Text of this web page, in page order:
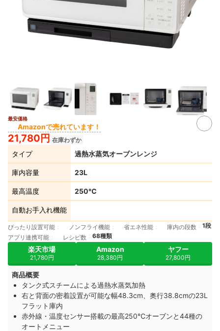
最安価格
Amazonで売れています！
21,780円 在庫わずか
タイプ 過熱水蒸気オーブンレンジ
庫内容量 23L
最高温度 250℃
自動お手入れ機能
ぴったり設置可能 ノンフライ機能 省エネ性能 庫内の段数
1段
アプリ連携可能
レシピ数 68種類
楽天市場
21,780円
Amazon
28,380円
ヤフー
27,800円
商品概要
タンク式スチームによる過熱水蒸気加熱
右と背面の密着設置が可能な幅48.3cm、奥行38.8cmの23L
フラット庫内
赤外線・温度センサー搭載の最高250℃オーブンと44種の
オートメニュー